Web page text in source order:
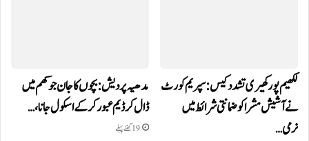
لکھیم پور کھیری تشدد کیس: سپریم کورٹ
نے آشیش مشرا کو ضمانتی شرائط میں
نرمی…
مدھیہ پردیش: بچوں کا جان جوکھم میں
ڈال کر ڈیم عبور کر کے اسکول جانا،…
19 گھنٹے پہلے